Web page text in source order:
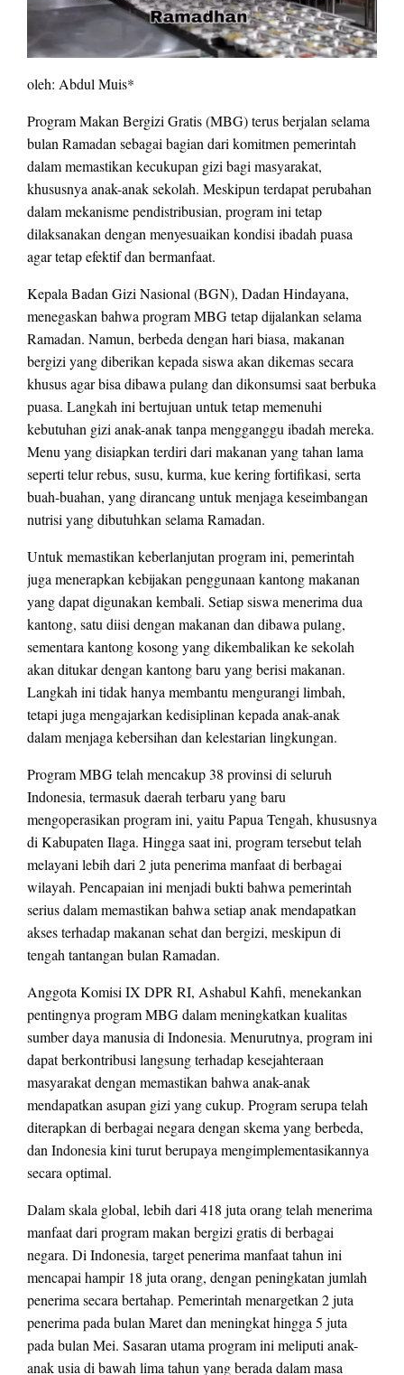
oleh: Abdul Muis*
Program Makan Bergizi Gratis (MBG) terus berjalan selama
bulan Ramadan sebagai bagian dari komitmen pemerintah
dalam memastikan kecukupan gizi bagi masyarakat,
khususnya anak-anak sekolah. Meskipun terdapat perubahan
dalam mekanisme pendistribusian, program ini tetap
dilaksanakan dengan menyesuaikan kondisi ibadah puasa
agar tetap efektif dan bermanfaat.
Kepala Badan Gizi Nasional (BGN), Dadan Hindayana,
menegaskan bahwa program MBG tetap dijalankan selama
Ramadan. Namun, berbeda dengan hari biasa, makanan
bergizi yang diberikan kepada siswa akan dikemas secara
khusus agar bisa dibawa pulang dan dikonsumsi saat berbuka
puasa. Langkah ini bertujuan untuk tetap memenuhi
kebutuhan gizi anak-anak tanpa mengganggu ibadah mereka.
Menu yang disiapkan terdiri dari makanan yang tahan lama
seperti telur rebus, susu, kurma, kue kering fortifikasi, serta
buah-buahan, yang dirancang untuk menjaga keseimbangan
nutrisi yang dibutuhkan selama Ramadan.
Untuk memastikan keberlanjutan program ini, pemerintah
juga menerapkan kebijakan penggunaan kantong makanan
yang dapat digunakan kembali. Setiap siswa menerima dua
kantong, satu diisi dengan makanan dan dibawa pulang,
sementara kantong kosong yang dikembalikan ke sekolah
akan ditukar dengan kantong baru yang berisi makanan.
Langkah ini tidak hanya membantu mengurangi limbah,
tetapi juga mengajarkan kedisiplinan kepada anak-anak
dalam menjaga kebersihan dan kelestarian lingkungan.
Program MBG telah mencakup 38 provinsi di seluruh
Indonesia, termasuk daerah terbaru yang baru
mengoperasikan program ini, yaitu Papua Tengah, khususnya
di Kabupaten Ilaga. Hingga saat ini, program tersebut telah
melayani lebih dari 2 juta penerima manfaat di berbagai
wilayah. Pencapaian ini menjadi bukti bahwa pemerintah
serius dalam memastikan bahwa setiap anak mendapatkan
akses terhadap makanan sehat dan bergizi, meskipun di
tengah tantangan bulan Ramadan.
Anggota Komisi IX DPR RI, Ashabul Kahfi, menekankan
pentingnya program MBG dalam meningkatkan kualitas
sumber daya manusia di Indonesia. Menurutnya, program ini
dapat berkontribusi langsung terhadap kesejahteraan
masyarakat dengan memastikan bahwa anak-anak
mendapatkan asupan gizi yang cukup. Program serupa telah
diterapkan di berbagai negara dengan skema yang berbeda,
dan Indonesia kini turut berupaya mengimplementasikannya
secara optimal.
Dalam skala global, lebih dari 418 juta orang telah menerima
manfaat dari program makan bergizi gratis di berbagai
negara. Di Indonesia, target penerima manfaat tahun ini
mencapai hampir 18 juta orang, dengan peningkatan jumlah
penerima secara bertahap. Pemerintah menargetkan 2 juta
penerima pada bulan Maret dan meningkat hingga 5 juta
pada bulan Mei. Sasaran utama program ini meliputi anak-
anak usia di bawah lima tahun yang berada dalam masa